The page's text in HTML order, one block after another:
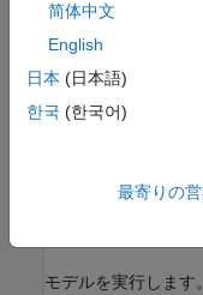
Forward Dynamics
のない与えられた
よるジョイント加
ロ
めにジョイントに
Torque ブロックは、
モデルを実行します
简体中文
English
日本 (日本語)
한국 (한국어)
最寄りの